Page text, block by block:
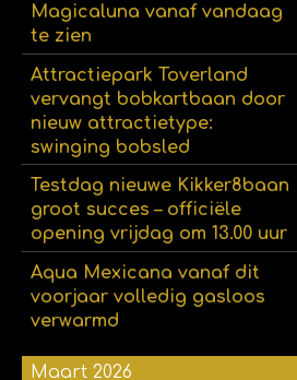
Magicaluna vanaf vandaag
te zien
Attractiepark Toverland
vervangt bobkartbaan door
nieuw attractietype:
swinging bobsled
Testdag nieuwe Kikker8baan
groot succes – officiële
opening vrijdag om 13.00 uur
Aqua Mexicana vanaf dit
voorjaar volledig gasloos
verwarmd
Maart 2026